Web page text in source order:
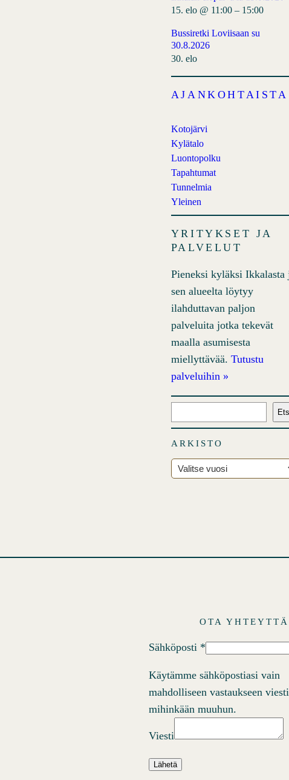
o
k
d
15. elo @ 11:00– 15:00
Bussiretki Loviisaan su
30.8.2026
30. elo
AJANKOHTAISTA
Kotojärvi
Kylätalo
Luontopolku
Tapahtumat
Tunnelmia
Yleinen
YRITYKSET JA
PALVELUT
Pieneksi kyläksi Ikkalasta
sen alueelta löytyy
ilahduttavan paljon
palveluita jotka tekevät
maalla asumisesta
miellyttävää. Tutustu
palveluihin »
t
s
i
ARKISTO
A
OTA YHTEYTTÄ
Sähköposti *
Käytämme sähköpostiasi vain
mahdolliseen vastaukseen
mihinkään muuhun.
Viesti
Lähetä